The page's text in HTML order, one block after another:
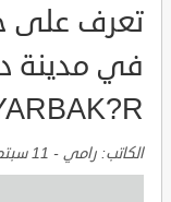
تعرف على
الكاتب: رامي - 11 سبتمبر, 2021